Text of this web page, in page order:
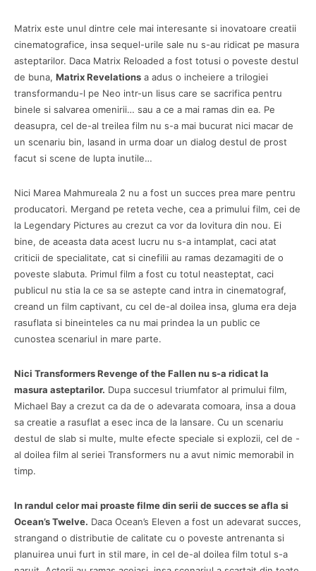
Matrix este unul dintre cele mai interesante si inovatoare creatii
cinematografice, insa sequel-urile sale nu s-au ridicat pe masura
asteptarilor. Daca Matrix Reloaded a fost totusi o poveste destul
de buna, Matrix Revelations a adus o incheiere a trilogiei
transformandu-l pe Neo intr-un Iisus care se sacrifica pentru
binele si salvarea omenirii… sau a ce a mai ramas din ea. Pe
deasupra, cel de-al treilea film nu s-a mai bucurat nici macar de
un scenariu bin, lasand in urma doar un dialog destul de prost
facut si scene de lupta inutile…
Nici Marea Mahmureala 2 nu a fost un succes prea mare pentru
producatori. Mergand pe reteta veche, cea a primului film, cei de
la Legendary Pictures au crezut ca vor da lovitura din nou. Ei
bine, de aceasta data acest lucru nu s-a intamplat, caci atat
criticii de specialitate, cat si cinefilii au ramas dezamagiti de o
poveste slabuta. Primul film a fost cu totul neasteptat, caci
publicul nu stia la ce sa se astepte cand intra in cinematograf,
creand un film captivant, cu cel de-al doilea insa, gluma era deja
rasuflata si bineinteles ca nu mai prindea la un public ce
cunostea scenariul in mare parte.
Nici Transformers Revenge of the Fallen nu s-a ridicat la
masura asteptarilor. Dupa succesul triumfator al primului film,
Michael Bay a crezut ca da de o adevarata comoara, insa a doua
sa creatie a rasuflat a esec inca de la lansare. Cu un scenariu
destul de slab si multe, multe efecte speciale si explozii, cel de -
al doilea film al seriei Transformers nu a avut nimic memorabil in
timp.
In randul celor mai proaste filme din serii de succes se afla si
Ocean’s Twelve. Daca Ocean’s Eleven a fost un adevarat succes,
strangand o distributie de calitate cu o poveste antrenanta si
planuirea unui furt in stil mare, in cel de-al doilea film totul s-a